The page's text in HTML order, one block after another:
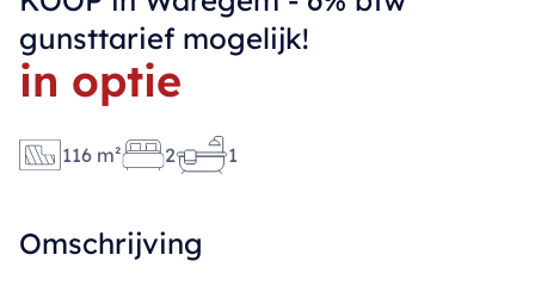
gunsttarief mogelijk!
in optie
116 m² 2 1
Omschrijving